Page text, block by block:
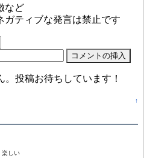
など
ガティブな発言は禁止です
投稿お待ちしています！
↑
楽しい